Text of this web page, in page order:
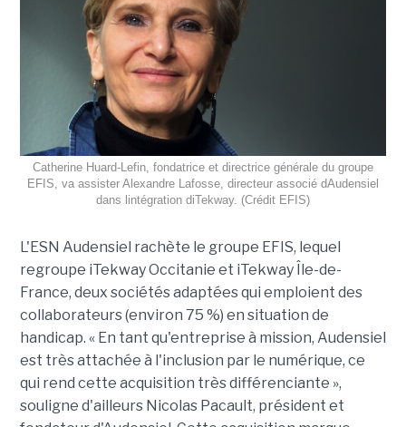
Catherine Huard-Lefin, fondatrice et directrice générale du groupe
EFIS, va assister Alexandre Lafosse, directeur associé dAudensiel
dans lintégration diTekway. (Crédit EFIS)
L'ESN Audensiel rachète le groupe EFIS, lequel
regroupe iTekway Occitanie et iTekway Île-de-
France, deux sociétés adaptées qui emploient des
collaborateurs (environ 75 %) en situation de
handicap. « En tant qu'entreprise à mission, Audensiel
est très attachée à l'inclusion par le numérique, ce
qui rend cette acquisition très différenciante »,
souligne d'ailleurs Nicolas Pacault, président et